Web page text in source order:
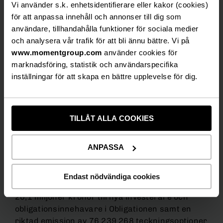
Vi använder s.k. enhetsidentifierare eller kakor (cookies)
för att anpassa innehåll och annonser till dig som
användare, tillhandahålla funktioner för sociala medier
och analysera vår trafik för att bli ännu bättre. Vi på
www.momentgroup.com använder cookies för
marknadsföring, statistik och användarspecifika
inställningar för att skapa en bättre upplevelse för dig.
TILLÅT ALLA COOKIES
ANPASSA
Endast nödvändiga cookies
nedskrivning enligt ovan, kommer att vara
säkerställd genom säkerhet, i andra hand till
förmån för obligationsinnehavarna, över de
pantsatta tillgångarna under Säkerhetsavtalen.
Besluten enligt ovan är bland annat villkorade av
att, och ska inte träda ikraft förrän, Moment
dotterbolag i koncernen ingår borgensåtagande
vissa sedvanliga begränsningar) samt att extra
bolagsstämma i bolaget beslutar om att
genomföra en företrädesemission av aktier om
cirka 33,0 miljoner kronor till befintliga
20,1 miljoner kronor till nya investerare och
obligationsinnehavare i Obligationen samt en
riktad emission av 76 239 268 teckningsoptioner